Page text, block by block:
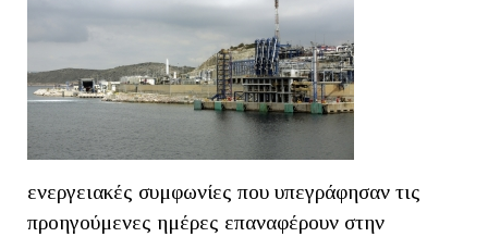
ενεργειακές συμφωνίες που υπεγράφησαν τις
προηγούμενες ημέρες επαναφέρουν στην